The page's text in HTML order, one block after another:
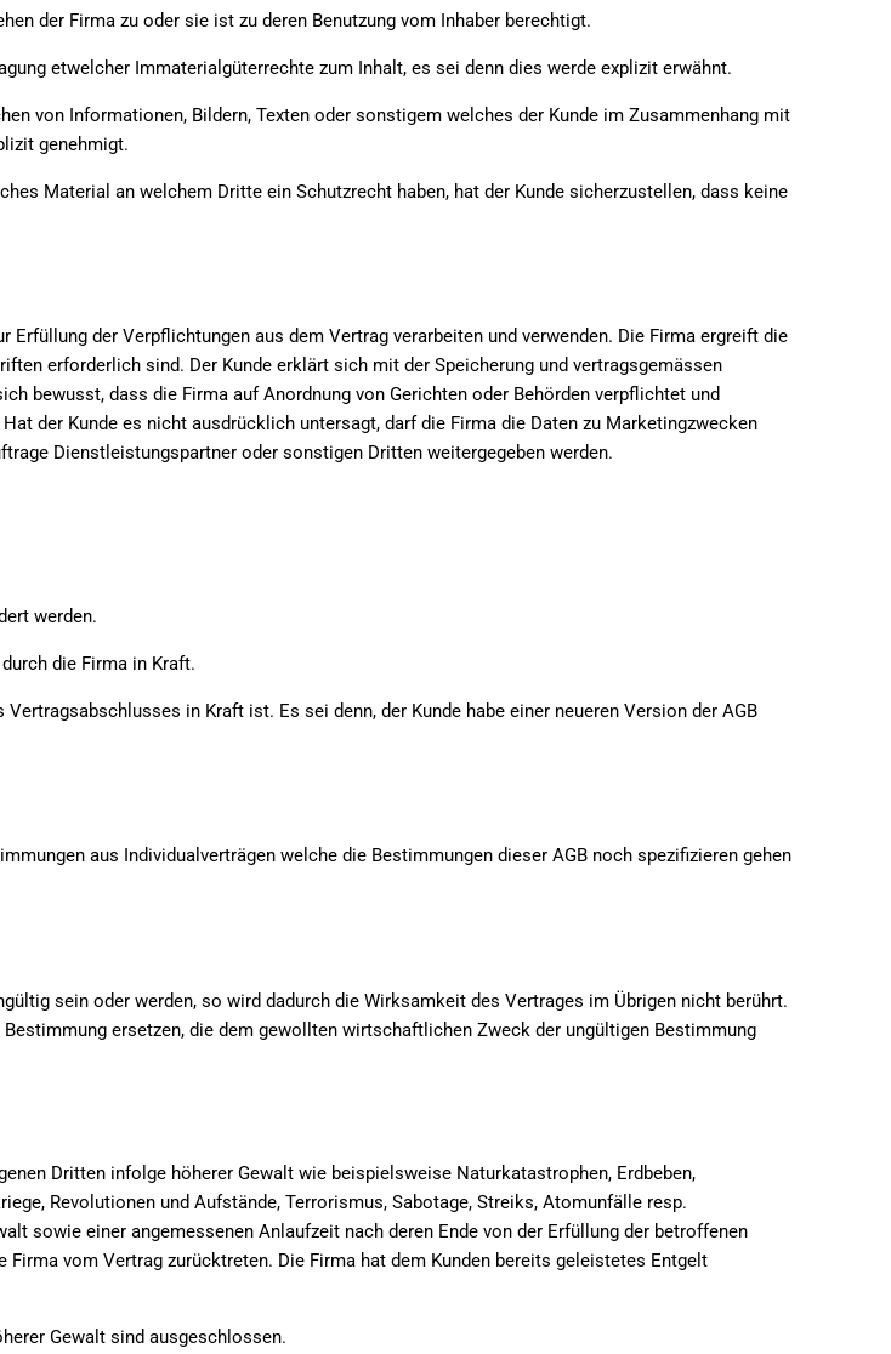
der Firma zu oder sie ist zu deren Benutzung vom Inhaber berechtigt.
etwelcher Immaterialgüterrechte zum Inhalt, es sei denn dies werde explizit erwähnt.
von Informationen, Bildern, Texten oder sonstigem welches der Kunde im Zusammenhang mit
genehmigt.
Material an welchem Dritte ein Schutzrecht haben, hat der Kunde sicherzustellen, dass keine
der Verpflichtungen aus dem Vertrag verarbeiten und verwenden. Die Firma ergreift die
erforderlich sind. Der Kunde erklärt sich mit der Speicherung und vertragsgemässen
bewusst, dass die Firma auf Anordnung von Gerichten oder Behörden verpflichtet und
der Kunde es nicht ausdrücklich untersagt, darf die Firma die Daten zu Marketingzwecken
Dienstleistungspartner oder sonstigen Dritten weitergegeben werden.
werden.
die Firma in Kraft.
in Kraft ist. Es sei denn, der Kunde habe einer neueren Version der AGB
aus Individualverträgen welche die Bestimmungen dieser AGB noch spezifizieren gehen
sein oder werden, so wird dadurch die Wirksamkeit des Vertrages im Übrigen nicht berührt.
ersetzen, die dem gewollten wirtschaftlichen Zweck der ungültigen Bestimmung
Dritten infolge höherer Gewalt wie beispielsweise Naturkatastrophen, Erdbeben,
Revolutionen und Aufstände, Terrorismus, Sabotage, Streiks, Atomunfälle resp.
sowie einer angemessenen Anlaufzeit nach deren Ende von der Erfüllung der betroffenen
vom Vertrag zurücktreten. Die Firma hat dem Kunden bereits geleistetes Entgelt
Gewalt sind ausgeschlossen.